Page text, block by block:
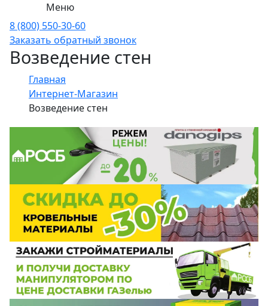
Меню
8 (800) 550-30-60
Заказать обратный звонок
Возведение стен
Главная
Интернет-Магазин
Возведение стен